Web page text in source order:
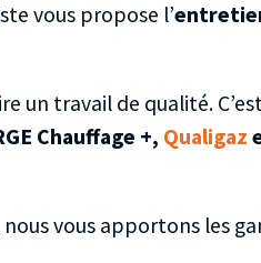
vous propose l’
un travail de qualité.
Chauffage +, Qualigaz
vous apportons les